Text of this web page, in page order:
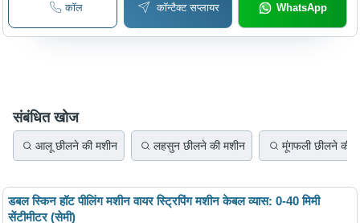
कॉल कॉन्टैक्ट सप्लायर WhatsApp
संबंधित खोज
आलू छीलने की मशीन लहसुन छीलने की मशीन मूंगफली छीलने की
डबल स्किन हॉट पीलिंग मशीन वायर स्ट्रिपिंग मशीन केबल व्यास: 0-40 मिमी
सेंटीमीटर (सेमी)